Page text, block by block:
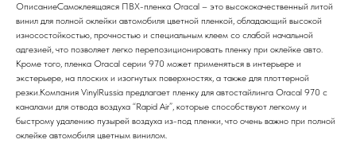
ОписаниеСамоклеящаяся ПВХ-пленка Oracal – это высококачественный литой
винил для полной оклейки автомобиля цветной пленкой, обладающий высокой
износостойкостью, прочностью и специальным клеем со слабой начальной
адгезией, что позволяет легко перепозиционировать пленку при оклейке авто.
Кроме того, пленка Oracal серии 970 может применяться в интерьере и
экстерьере, на плоских и изогнутых поверхностях, а также для плоттерной
резки.Компания VinylRussia предлагает пленку для автостайлинга Oracal 970 c
каналами для отвода воздуха “Rapid Air”, которые способствуют легкому и
быстрому удалению пузырей воздуха из-под пленки, что очень важно при полной
оклейке автомобиля цветным винилом.